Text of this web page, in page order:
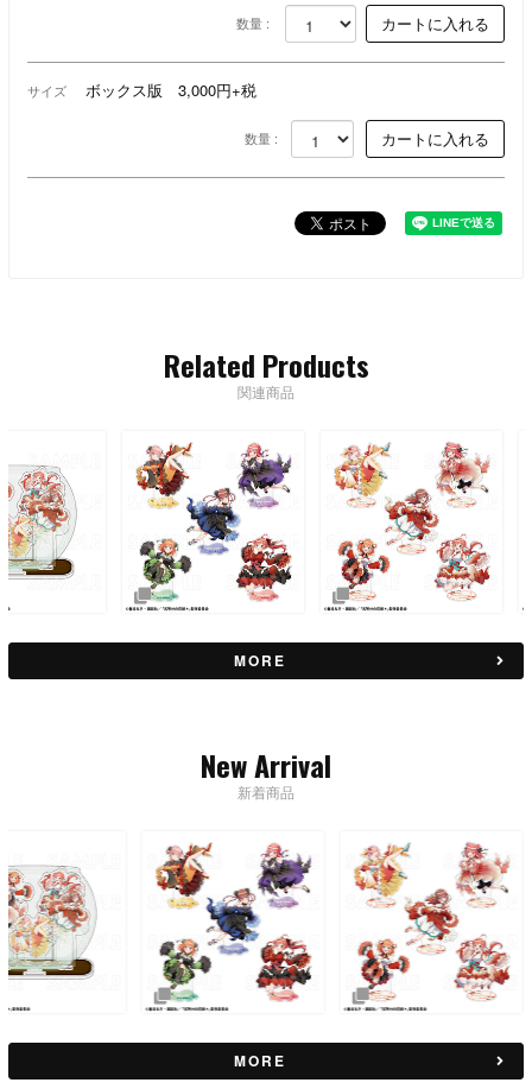
数量 :
サイズ ボックス版 3,000円+税
数量 :
Related Products
関連商品
MORE
New Arrival
新着商品
MORE